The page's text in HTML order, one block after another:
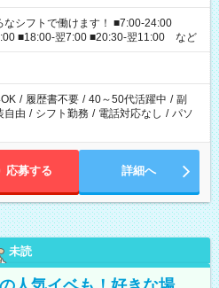
なシフトで働けます！ ■7:00-24:00
■18:00-翌7:00 ■20:30-翌11:00 など
/ 履歴書不要 / 40～50代活躍中 / 副
自由 / シフト勤務 / 電話対応なし / パソ
応募する 詳細へ
未読